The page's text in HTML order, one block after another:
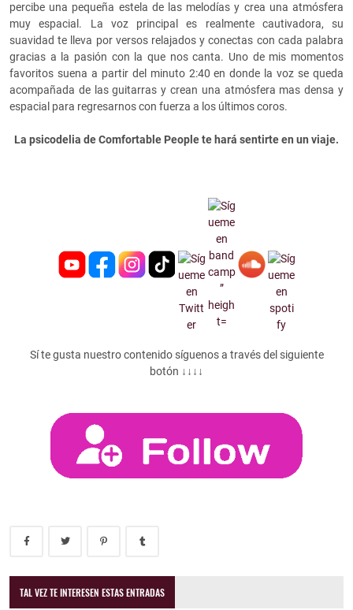
percibe una pequeña estela de las melodías y crea una atmósfera
muy espacial. La voz principal es realmente cautivadora, su
suavidad te lleva por versos relajados y conectas con cada palabra
gracias a la pasión con la que nos canta. Uno de mis momentos
favoritos suena a partir del minuto 2:40 en donde la voz se queda
acompañada de las guitarras y crean una atmósfera mas densa y
espacial para regresarnos con fuerza a los últimos coros.
La psicodelia de Comfortable People te hará sentirte en un viaje.
Sí te gusta nuestro contenido síguenos a través del siguiente
botón ↓↓↓↓
TAL VEZ TE INTERESEN ESTAS ENTRADAS